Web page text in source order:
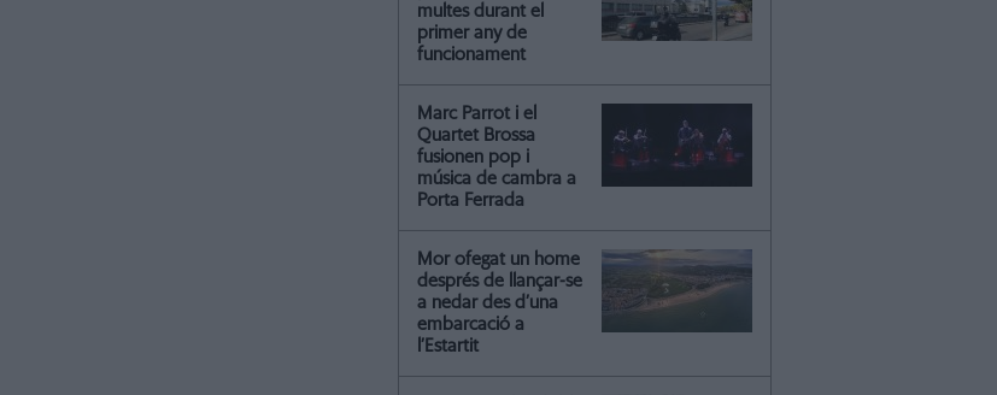
multes durant el
primer any de
funcionament
Marc Parrot i el
Quartet Brossa
fusionen pop i
música de cambra a
Porta Ferrada
Mor ofegat un home
després de llançar-se
a nedar des d’una
embarcació a
l’Estartit